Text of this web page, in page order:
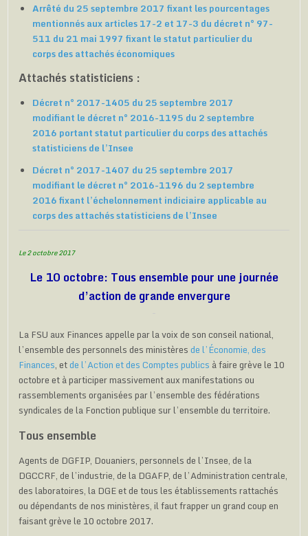
Arrêté du 25 septembre 2017 fixant les pourcentages
mentionnés aux articles 17-2 et 17-3 du décret n° 97-
511 du 21 mai 1997 fixant le statut particulier du
corps des attachés économiques
Attachés statisticiens :
Décret n° 2017-1405 du 25 septembre 2017
modifiant le décret n° 2016-1195 du 2 septembre
2016 portant statut particulier du corps des attachés
statisticiens de l’Insee
Décret n° 2017-1407 du 25 septembre 2017
modifiant le décret n° 2016-1196 du 2 septembre
2016 fixant l’échelonnement indiciaire applicable au
corps des attachés statisticiens de l’Insee
Le 2 octobre 2017
Le 10 octobre: Tous ensemble pour une journée
d’action de grande envergure
La FSU aux Finances appelle par la voix de son conseil national,
l’ensemble des personnels des ministèresde l’Économie, des
Finances, etde l’Action et des Comptes publics à faire grève le 10
octobre et à participer massivement aux manifestations ou
rassemblements organisées par l’ensemble des fédérations
syndicales de la Fonction publique sur l’ensemble du territoire.
Tous ensemble
Agents de DGFIP, Douaniers, personnels de l’Insee, de la
DGCCRF, de l’industrie, de la DGAFP, de l’Administration centrale,
des laboratoires, la DGE et de tous les établissements rattachés
ou dépendants de nos ministères, il faut frapper un grand coup en
faisant grève le 10 octobre 2017.